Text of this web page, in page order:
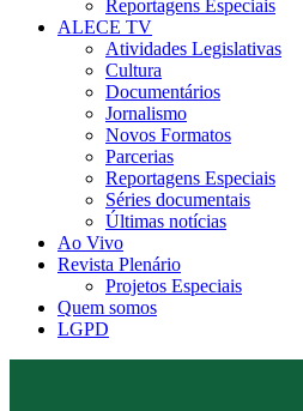
Reportagens Especiais
ALECE TV
Atividades Legislativas
Cultura
Documentários
Jornalismo
Novos Formatos
Parcerias
Reportagens Especiais
Séries documentais
Últimas notícias
Ao Vivo
Revista Plenário
Projetos Especiais
Quem somos
LGPD